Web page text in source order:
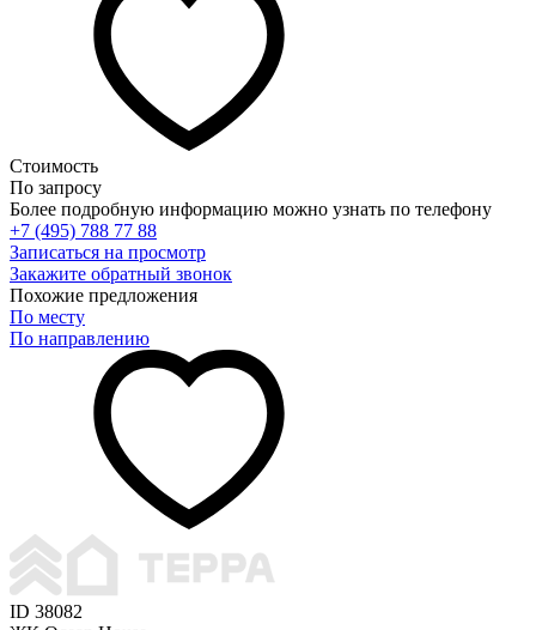
Стоимость
По запросу
Более подробную информацию можно узнать по телефону
+7 (495) 788 77 88
Записаться на просмотр
Закажите обратный звонок
Похожие предложения
По месту
По направлению
ID 38082